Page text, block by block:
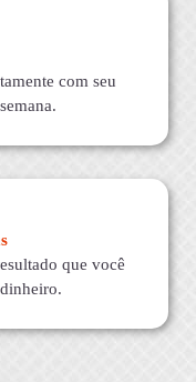
com seu
que você